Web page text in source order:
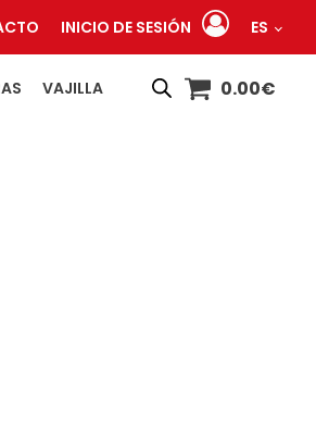
INICIO DE SESIÓN ES
VAJILLA 0.00€